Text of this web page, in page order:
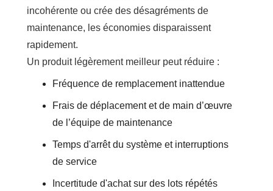
incohérente ou crée des désagréments de
maintenance, les économies disparaissent
rapidement.
Un produit légèrement meilleur peut réduire :
Fréquence de remplacement inattendue
Frais de déplacement et de main d’œuvre
de l’équipe de maintenance
Temps d'arrêt du système et interruptions
de service
Incertitude d'achat sur des lots répétés